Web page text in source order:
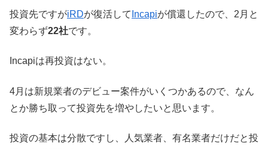
投資先ですがiRDが復活して Incapiが償還したので、2月と
変わらず22社です。
Incapiは再投資はない。
4月は新規業者のデビュー案件がいくつかあるので、なん
とか勝ち取って投資先を増やしたいと思います。
投資の基本は分散ですし、人気業者、有名業者だけだと投